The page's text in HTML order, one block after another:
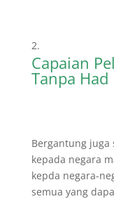
Capaian
Tanpa Had
Bergantung juga
kepada negara
kepda negara-
semua yang